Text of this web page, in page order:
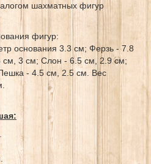
шахматных фигур
фигур:
основания 3.3 см; Ферзь - 7.8
3 см; Слон - 6.5 см, 2.9 см;
- 4.5 см, 2.5 см. Вес